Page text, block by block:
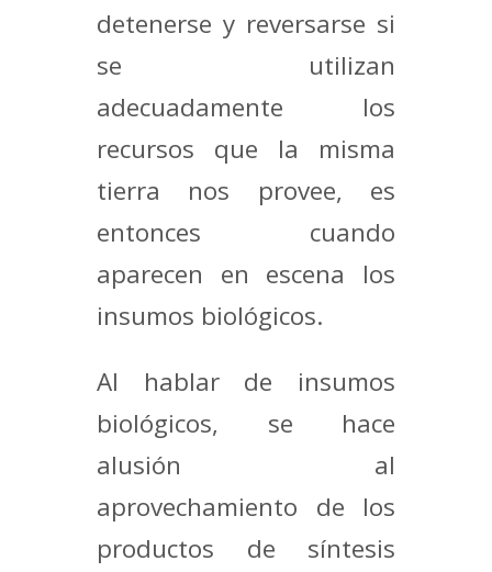
detenerse y reversarse si
se utilizan
adecuadamente los
recursos que la misma
tierra nos provee, es
entonces cuando
aparecen en escena los
insumos biológicos.
Al hablar de insumos
biológicos, se hace
alusión al
aprovechamiento de los
productos de síntesis